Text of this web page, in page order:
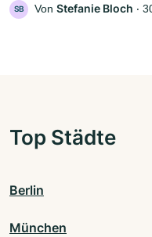
SB Von Stefanie Bloch ‧
Top Städte
Berlin
München